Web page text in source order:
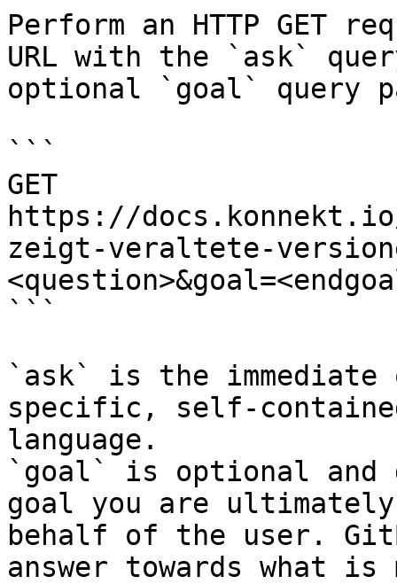
Perform an HTTP GET
URL with the `ask`
optional `goal` query
```
GET
https://
zeigt-veraltete-
```
`ask` is the
specific, self-
language.
`goal` is optional and
goal you are
behalf of the user.
answer towards what